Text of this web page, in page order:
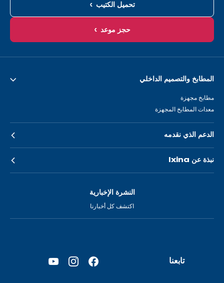
تحميل الكتيب
حجز موعد
المطابخ والتصميم الداخلي
مطابخ مجهزة
معدات المطابخ المجهزة
الدعم الذي نقدمه
نبذة عن Ixina
النشرة الإخبارية
اكتشف كل أخبارنا
تابعنا
Facebook
Instagram
YouTube